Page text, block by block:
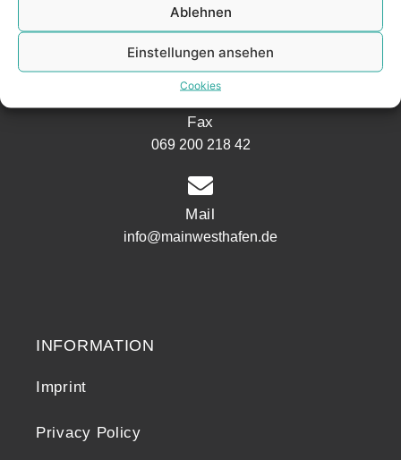
Ablehnen
Einstellungen ansehen
Cookies
Phone
069 200 218 41
Fax
069 200 218 42
Mail
info@mainwesthafen.de
INFORMATION
Imprint
Privacy Policy